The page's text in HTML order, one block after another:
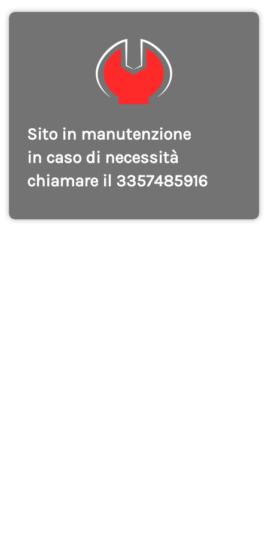
Sito in manutenzione
in caso di necessità
chiamare il 3357485916